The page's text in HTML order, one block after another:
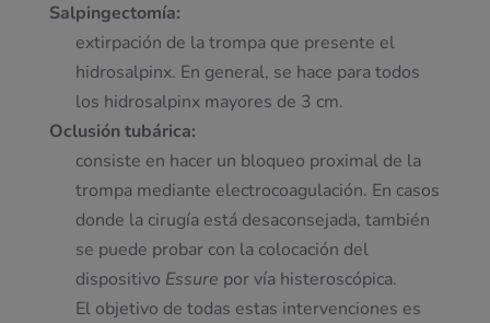
Salpingectomía:
extirpación de la trompa que presente el
hidrosalpinx. En general, se hace para todos
los hidrosalpinx mayores de 3 cm.
Oclusión tubárica:
consiste en hacer un bloqueo proximal de la
trompa mediante electrocoagulación. En casos
donde la cirugía está desaconsejada, también
se puede probar con la colocación del
dispositivo Essure por vía histeroscópica.
El objetivo de todas estas intervenciones es